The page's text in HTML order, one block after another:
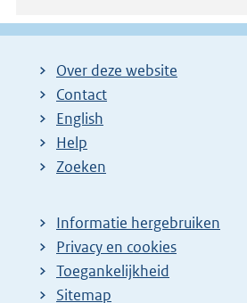
Over deze website
Contact
English
Help
Zoeken
Informatie hergebruiken
Privacy en cookies
Toegankelijkheid
Sitemap